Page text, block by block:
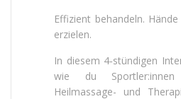
Effizient behandeln.
erzielen.
In diesem 4‑stündigen
wie du
Heilmassage- und